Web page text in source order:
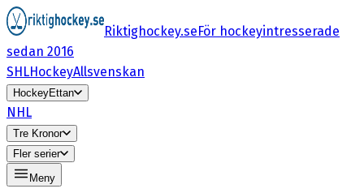
Riktighockey.seFör hockeyintresserade
sedan 2016
SHLHockeyAllsvenskan
HockeyEttan
NHL
Tre Kronor
Fler serier
Meny